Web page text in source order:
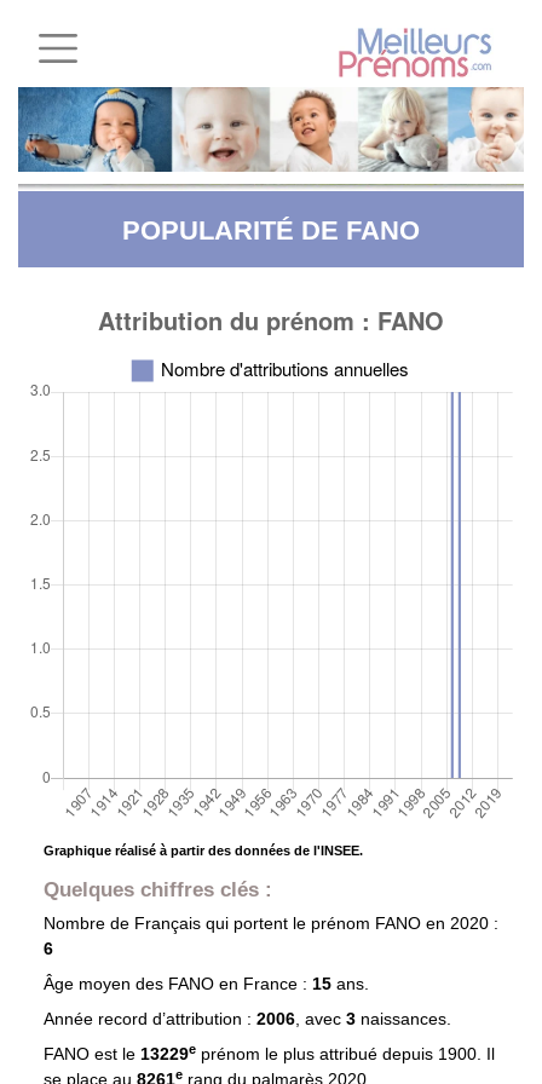
POPULARITÉ DE FANO
Graphique réalisé à partir des données de l'INSEE.
Quelques chiffres clés :
Nombre de Français qui portent le prénom FANO en 2020 :
6
Âge moyen des FANOen France : 15 ans.
Année record d’attribution : 2006, avec 3 naissances.
FANO est le 13229eprénom le plus attribué depuis 1900. Il
se place au 8261e rang du palmarès 2020.